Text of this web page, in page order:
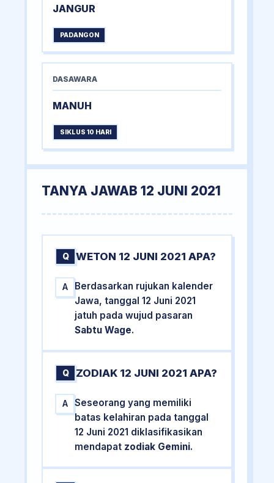
JANGUR
PADANGON
DASAWARA
MANUH
SIKLUS 10 HARI
TANYA JAWAB 12 JUNI 2021
Q WETON 12 JUNI 2021 APA?
A
Berdasarkan rujukan kalender
Jawa, tanggal 12 Juni 2021
jatuh pada wujud pasaran
Sabtu Wage.
Q ZODIAK 12 JUNI 2021 APA?
A
Seseorang yang memiliki
batas kelahiran pada tanggal
12 Juni 2021 diklasifikasikan
mendapat zodiak Gemini.